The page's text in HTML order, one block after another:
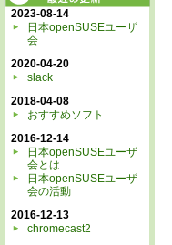
2023-08-14
日本openSUSEユーザ
会
2020-04-20
slack
2018-04-08
おすすめソフト
2016-12-14
日本openSUSEユーザ
会とは
日本openSUSEユーザ
会の活動
2016-12-13
chromecast2